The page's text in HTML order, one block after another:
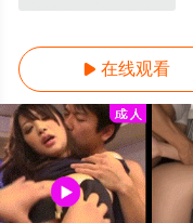
 在线观看